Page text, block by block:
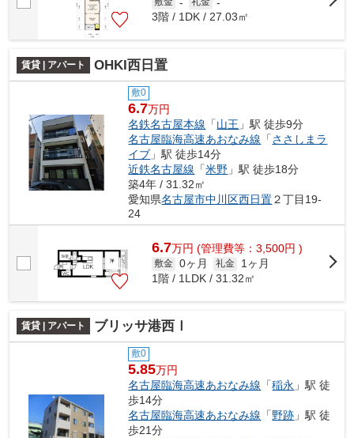
3階 / 1DK / 27.03㎡
賃貸 | アパート OHKI西日置
敷0
6.7万円
名鉄名古屋本線 「山王 」駅 徒歩9分
名古屋臨海高速あおなみ線 「ささしまラ
イブ 」駅 徒歩14分
近鉄名古屋線 「米野 」駅 徒歩18分
築4年 / 31.32㎡
愛知県名古屋市中川区西日置２丁目19-
24
6.7万円 (管理費等：3,500円 )
敷金 0ヶ月 礼金
1ヶ月
1階 / 1LDK / 31.32㎡
賃貸 | アパート ブリッサ港西Ⅰ
敷0
5.85万円
名古屋臨海高速あおなみ線 「稲永 」駅 徒
歩14分
名古屋臨海高速あおなみ線 「野跡 」駅 徒
歩21分